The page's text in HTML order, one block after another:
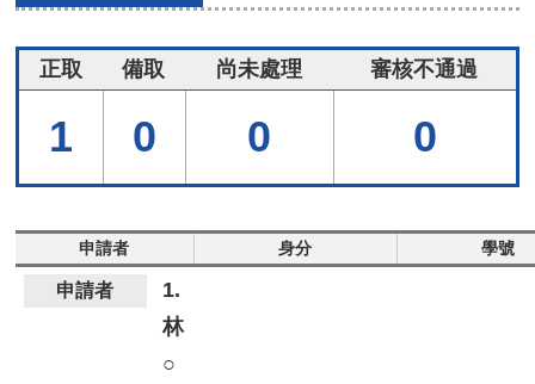
正取 備取 尚未處理 審核不通過
1 0 0 0
申請者 身分 學號
1.
林
○